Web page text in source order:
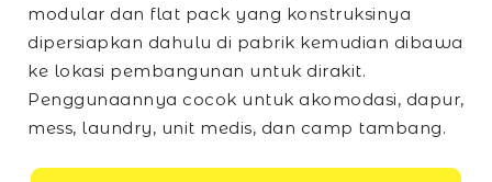
modular dan flat pack yang konstruksinya
dipersiapkan dahulu di pabrik kemudian dibawa
ke lokasi pembangunan untuk dirakit.
Penggunaannya cocok untuk akomodasi, dapur,
mess, laundry, unit medis, dan camp tambang.